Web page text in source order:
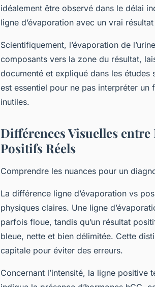
idéalement être observé dans le délai
ligne d’évaporation avec un vrai
Scientifiquement, l’évaporation de
composants vers la zone du résultat,
documenté et expliqué dans les
est essentiel pour ne pas interpréter
inutiles.
Différences Visuelles entre
Positifs Réels
Comprendre les nuances pour un
La différence ligne d’évaporation vs
physiques claires. Une ligne
parfois floue, tandis qu’un résultat
bleue, nette et bien délimitée. Cette
capitale pour éviter des erreurs.
Concernant l’intensité, la ligne